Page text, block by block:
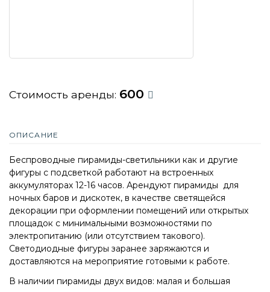
Стоимость аренды: 600
ОПИСАНИЕ
Беспроводные пирамиды-светильники как и другие
фигуры с подсветкой работают на встроенных
аккумуляторах 12-16 часов. Арендуют пирамиды для
ночных баров и дискотек, в качестве светящейся
декорации при оформлении помещений или открытых
площадок с минимальными возможностями по
электропитанию (или отсутствием такового).
Светодиодные фигуры заранее заряжаются и
доставляются на мероприятие готовыми к работе.
В наличии пирамиды двух видов: малая и большая